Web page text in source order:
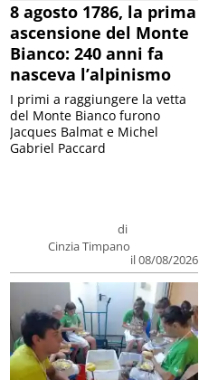
8 agosto 1786, la prima
ascensione del Monte
Bianco: 240 anni fa
nasceva l’alpinismo
di
Cinzia Timpano
il 08/08/2026
I primi a raggiungere la vetta
del Monte Bianco furono
Jacques Balmat e Michel
Gabriel Paccard